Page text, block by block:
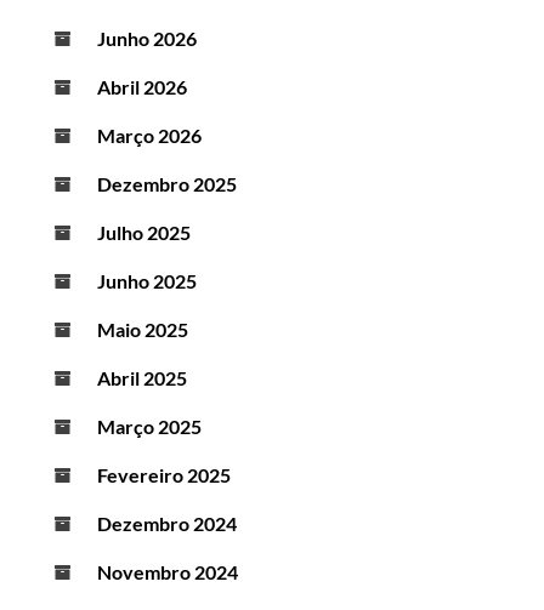
Junho 2026
Abril 2026
Março 2026
Dezembro 2025
Julho 2025
Junho 2025
Maio 2025
Abril 2025
Março 2025
Fevereiro 2025
Dezembro 2024
Novembro 2024